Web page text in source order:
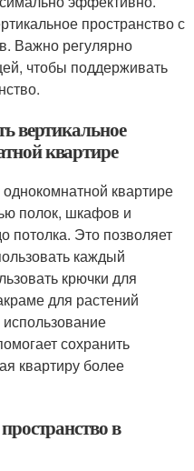
пространство с
Важно регулярно
чтобы поддерживать
вертикальное
квартире
квартире
полок, шкафов и
потолка. Это позволяет
каждый
крючки для
для растений
сохранить
квартиру более
в